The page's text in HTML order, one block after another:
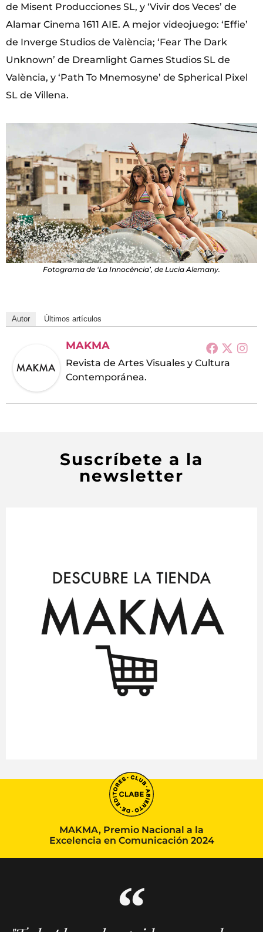
de Misent Producciones SL, y ‘Vivir dos Veces’ de
Alamar Cinema 1611 AIE. A mejor videojuego: ‘Effie’
de Inverge Studios de València; ‘Fear The Dark
Unknown’ de Dreamlight Games Studios SL de
València, y ‘Path To Mnemosyne’ de Spherical Pixel
SL de Villena.
Fotograma de ‘La Innocència’, de Lucia Alemany.
Autor Últimos artículos
MAKMA
Revista de Artes Visuales y Cultura
Contemporánea.
Suscríbete a la
newsletter
MAKMA, Premio Nacional a la
Excelencia en Comunicación 2024